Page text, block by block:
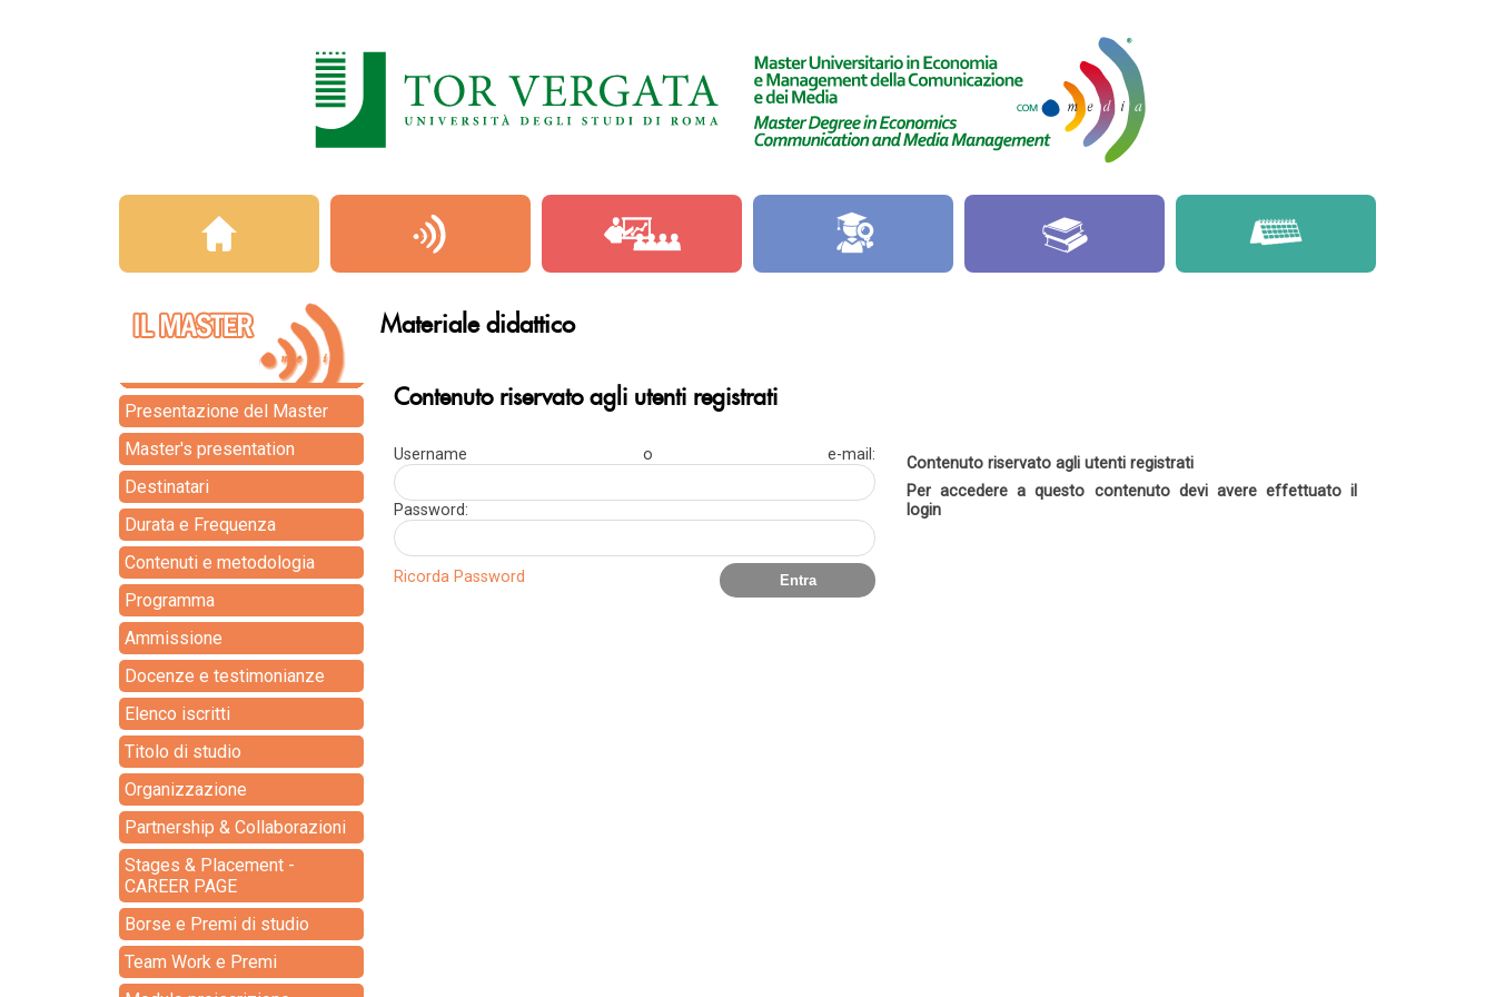
Materiale didattico
Contenuto riservato agli utenti registrati
Username o e-mail:
Password:
Ricorda Password
Contenuto riservato agli utenti registrati
Per accedere a questo contenuto devi avere effettuato il
login
Presentazione del Master
Master's presentation
Destinatari
Durata e Frequenza
Contenuti e metodologia
Programma
Ammissione
Docenze e testimonianze
Elenco iscritti
Titolo di studio
Organizzazione
Partnership & Collaborazioni
Stages & Placement -
CAREER PAGE
Borse e Premi di studio
Team Work e Premi